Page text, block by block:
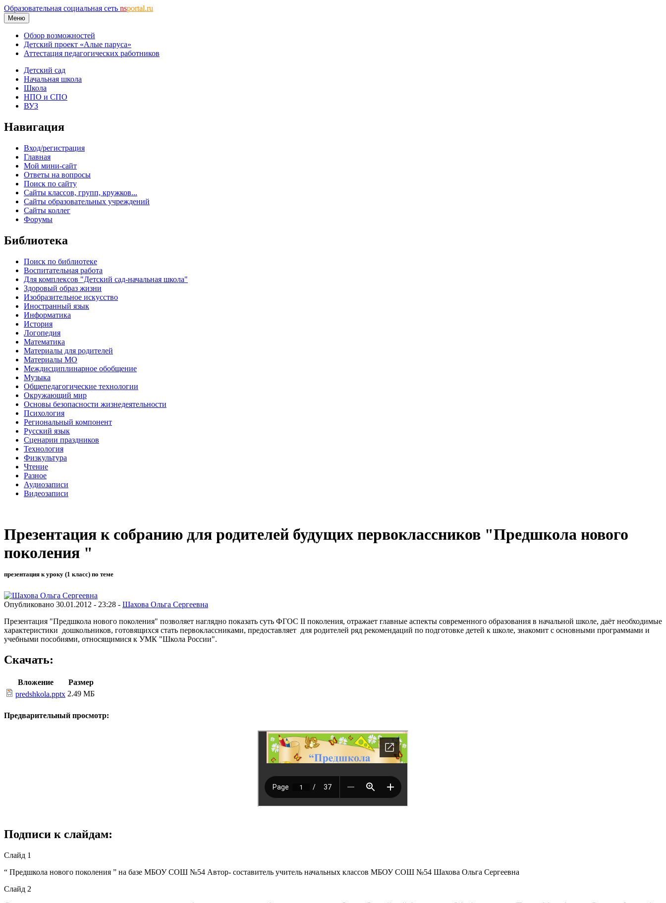
Образовательная социальная сеть nsportal.ru
Меню
Обзор возможностей
Детский проект «Алые паруса»
Аттестация педагогических работников
Детский сад
Начальная школа
Школа
НПО и СПО
ВУЗ
Навигация
Вход/регистрация
Главная
Мой мини-сайт
Ответы на вопросы
Поиск по сайту
Сайты классов, групп, кружков...
Сайты образовательных учреждений
Сайты коллег
Форумы
Библиотека
Поиск по библиотеке
Воспитательная работа
Для комплексов "Детский сад-начальная школа"
Здоровый образ жизни
Изобразительное искусство
Иностранный язык
Информатика
История
Логопедия
Математика
Материалы для родителей
Материалы МО
Междисциплинарное обобщение
Музыка
Общепедагогические технологии
Окружающий мир
Основы безопасности жизнедеятельности
Психология
Региональный компонент
Русский язык
Сценарии праздников
Технология
Физкультура
Чтение
Разное
Аудиозаписи
Видеозаписи
Презентация к собранию для родителей будущих первоклассников "Предшкола нового
поколения "
презентация к уроку (1 класс) по теме
Опубликовано 30.01.2012 - 23:28 - Шахова Ольга Сергеевна
Презентация "Предшкола нового поколения" позволяет наглядно показать суть ФГОС II поколения, отражает главные аспекты современного образования в начальной школе, даёт необходимые
характеристики дошкольников, готовящихся стать первоклассниками, предоставляет для родителей ряд рекомендаций по подготовке детей к школе, знакомит с основными программами и
учебными пособиями, относящимися к УМК "Школа России".
Скачать:
Вложение
Размер
predshkola.pptx 2.49 МБ
Предварительный просмотр:
Подписи к слайдам:
Слайд 1
“ Предшкола нового поколения ” на базе МБОУ СОШ №54 Автор- составитель учитель начальных классов МБОУ СОШ №54 Шахова Ольга Сергеевна
Слайд 2